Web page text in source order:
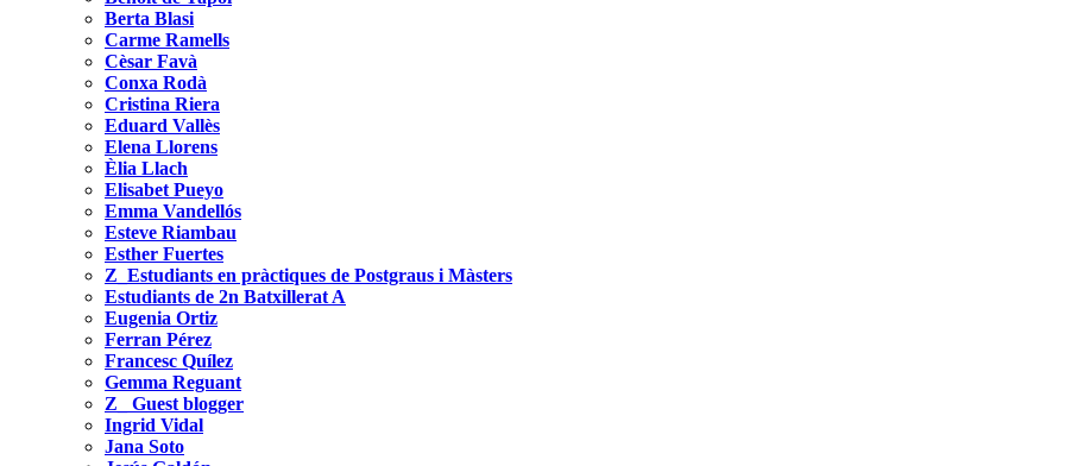
Berta Blasi
Carme Ramells
Cèsar Favà
Conxa Rodà
Cristina Riera
Eduard Vallès
Elena Llorens
Èlia Llach
Elisabet Pueyo
Emma Vandellós
Esteve Riambau
Esther Fuertes
Z_Estudiants en pràctiques de Postgraus i Màsters
Estudiants de 2n Batxillerat A
Eugenia Ortiz
Ferran Pérez
Francesc Quílez
Gemma Reguant
Z_ Guest blogger
Ingrid Vidal
Jana Soto